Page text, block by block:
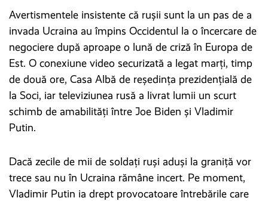
Avertismentele insistente că rușii sunt la un pas de a
invada Ucraina au împins Occidentul la o încercare de
negociere după aproape o lună de criză în Europa de
Est. O conexiune video securizată a legat marți, timp
de două ore, Casa Albă de reședința prezidențială de
la Soci, iar televiziunea rusă a livrat lumii un scurt
schimb de amabilități între Joe Biden și Vladimir
Putin.
Dacă zecile de mii de soldați ruși aduși la graniță vor
trece sau nu în Ucraina rămâne incert. Pe moment,
Vladimir Putin ia drept provocatoare întrebările care